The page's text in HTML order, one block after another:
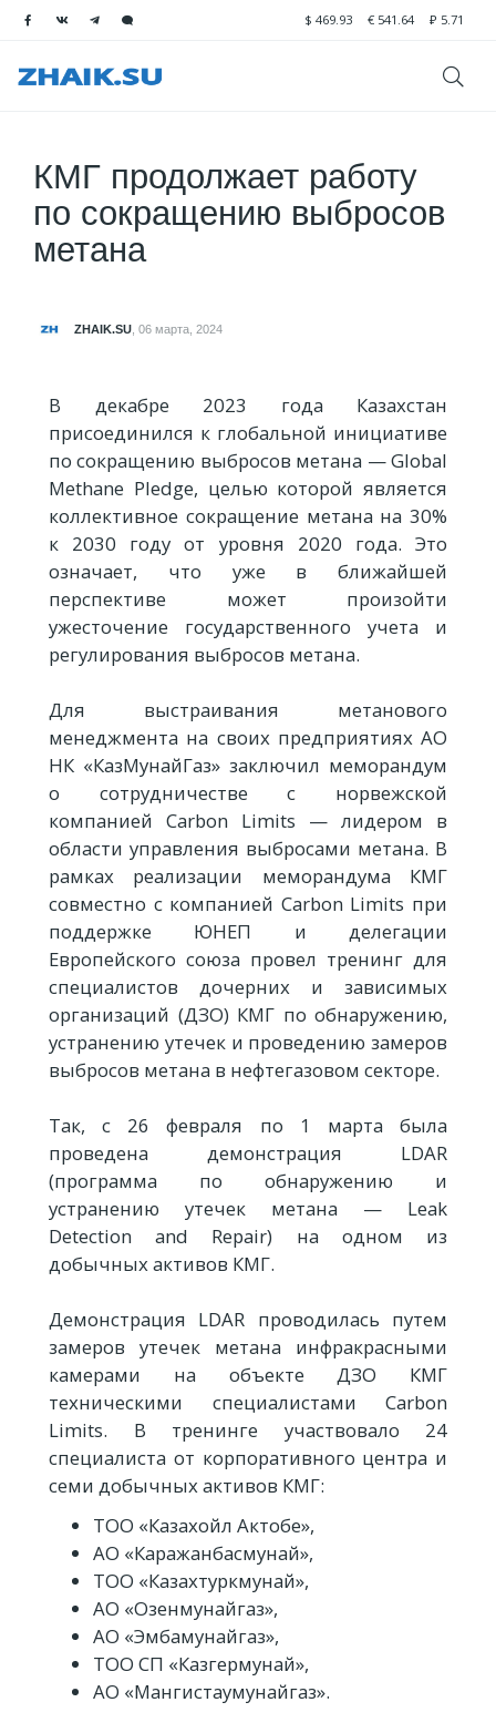
$ 469.93 € 541.64 ₽ 5.71
КМГ продолжает работу
по сокращению выбросов
метана
ZHAIK.SU 06 марта, 2024
В декабре 2023 года Казахстан
присоединился к глобальной инициативе
по сокращению выбросов метана — Global
Methane Pledge, целью которой является
коллективное сокращение метана на 30%
к 2030 году от уровня 2020 года. Это
означает, что уже в ближайшей
перспективе может произойти
ужесточение государственного учета и
регулирования выбросов метана.
Для выстраивания метанового
менеджмента на своих предприятиях АО
НК «КазМунайГаз» заключил меморандум
о сотрудничестве с норвежской
компанией Carbon Limits — лидером в
области управления выбросами метана. В
рамках реализации меморандума КМГ
совместно с компанией Carbon Limits при
поддержке ЮНЕП и делегации
Европейского союза провел тренинг для
специалистов дочерних и зависимых
организаций (ДЗО) КМГ по обнаружению,
устранению утечек и проведению замеров
выбросов метана в нефтегазовом секторе.
Так, с 26 февраля по 1 марта была
проведена демонстрация LDAR
(программа по обнаружению и
устранению утечек метана — Leak
Detection and Repair) на одном из
добычных активов КМГ.
Демонстрация LDAR проводилась путем
замеров утечек метана инфракрасными
камерами на объекте ДЗО КМГ
техническими специалистами Carbon
Limits. В тренинге участвовало 24
специалиста от корпоративного центра и
семи добычных активов КМГ:
ТОО «Казахойл Актобе»,
АО «Каражанбасмунай»,
ТОО «Казахтуркмунай»,
АО «Озенмунайгаз»,
АО «Эмбамунайгаз»,
ТОО СП «Казгермунай»,
АО «Мангистаумунайгаз».